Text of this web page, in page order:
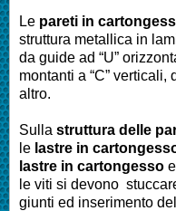
Le pareti in
struttura metallica in
da guide ad “U”
montanti a “C” verticali,
altro.
Sulla struttura delle
le lastre in
lastre in cartongesso
le viti si devono
giunti ed inserimento